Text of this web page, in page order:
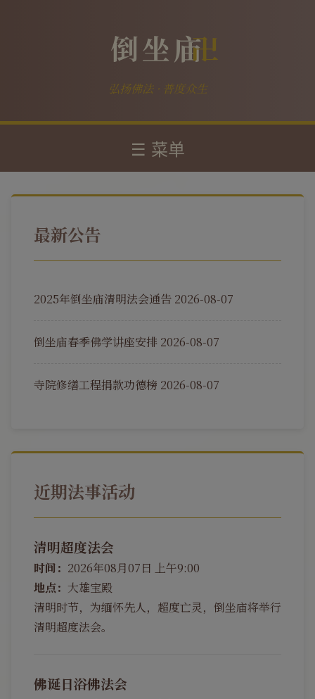
倒坐庙
弘扬佛法 · 普度众生
☰ 菜单
最新公告
2025年倒坐庙清明法会通告 2026-08-07
倒坐庙春季佛学讲座安排 2026-08-07
寺院修缮工程捐款功德榜 2026-08-07
近期法事活动
清明超度法会
时间： 2026年08月07日 上午9:00
地点： 大雄宝殿
清明时节，为缅怀先人，超度亡灵，倒坐庙将举行
清明超度法会。
佛诞日浴佛法会